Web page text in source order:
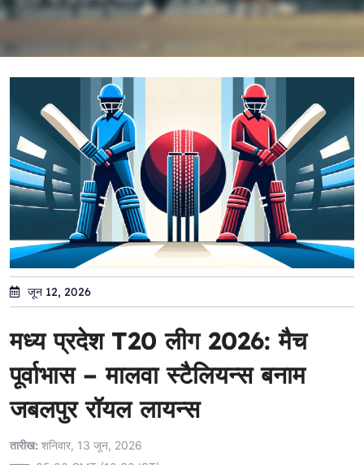
जून 12, 2026
मध्य प्रदेश T20 लीग 2026: मैच
पूर्वाभास – मालवा स्टैलियन्स बनाम
जबलपुर रॉयल लायन्स
तारीख: शनिवार, 13 जून, 2026